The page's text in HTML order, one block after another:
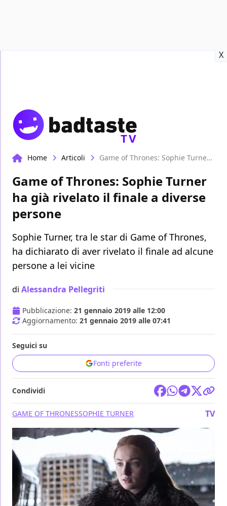
X
TV
Home Articoli Game of Thrones: Sophie Turner ha già rivelato il finale a diverse persone
Game of Thrones: Sophie Turner
ha già rivelato il finale a diverse
persone
Sophie Turner, tra le star di Game of Thrones,
ha dichiarato di aver rivelato il finale ad alcune
persone a lei vicine
di Alessandra Pellegriti
Pubblicazione: 21 gennaio 2019 alle 12:00
Aggiornamento: 21 gennaio 2019 alle 07:41
Seguici su
Fonti preferite
Condividi
GAME OF THRONESSOPHIE TURNER TV